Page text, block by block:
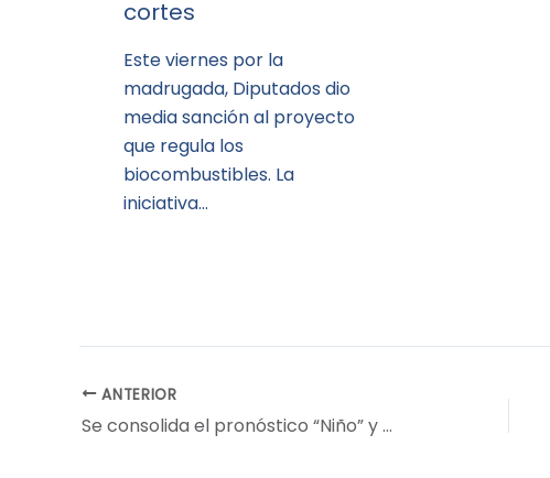
cortes
Este viernes por la
madrugada, Diputados dio
media sanción al proyecto
que regula los
biocombustibles. La
iniciativa…
ANTERIOR
Se consolida el pronóstico “Niño” y algunos modelos ya anticipan que podría tratarse de una fase intensa